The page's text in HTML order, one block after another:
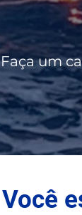
Faça um
Você